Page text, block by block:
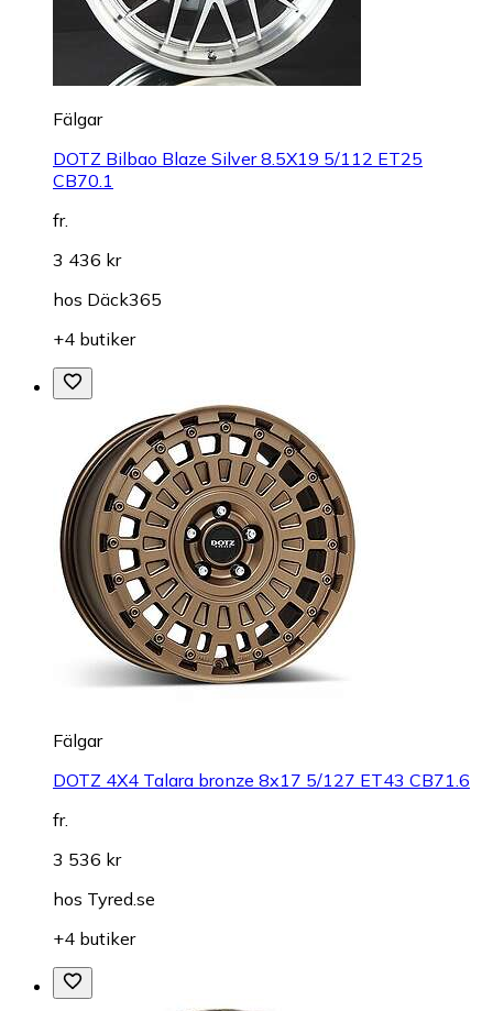
Fälgar
DOTZ Bilbao Blaze Silver 8.5X19 5/112 ET25
CB70.1
fr.
3 436 kr
hos Däck365
+4 butiker
Fälgar
DOTZ 4X4 Talara bronze 8x17 5/127 ET43 CB71.6
fr.
3 536 kr
hos Tyred.se
+4 butiker